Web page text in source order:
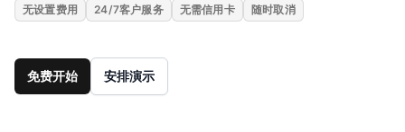
无设置费用 24/7客户服务 无需信用卡 随时取消
免费开始 安排演示